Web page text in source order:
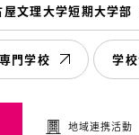
地域連携活動
屋文理大学短期大学部
門学校 学